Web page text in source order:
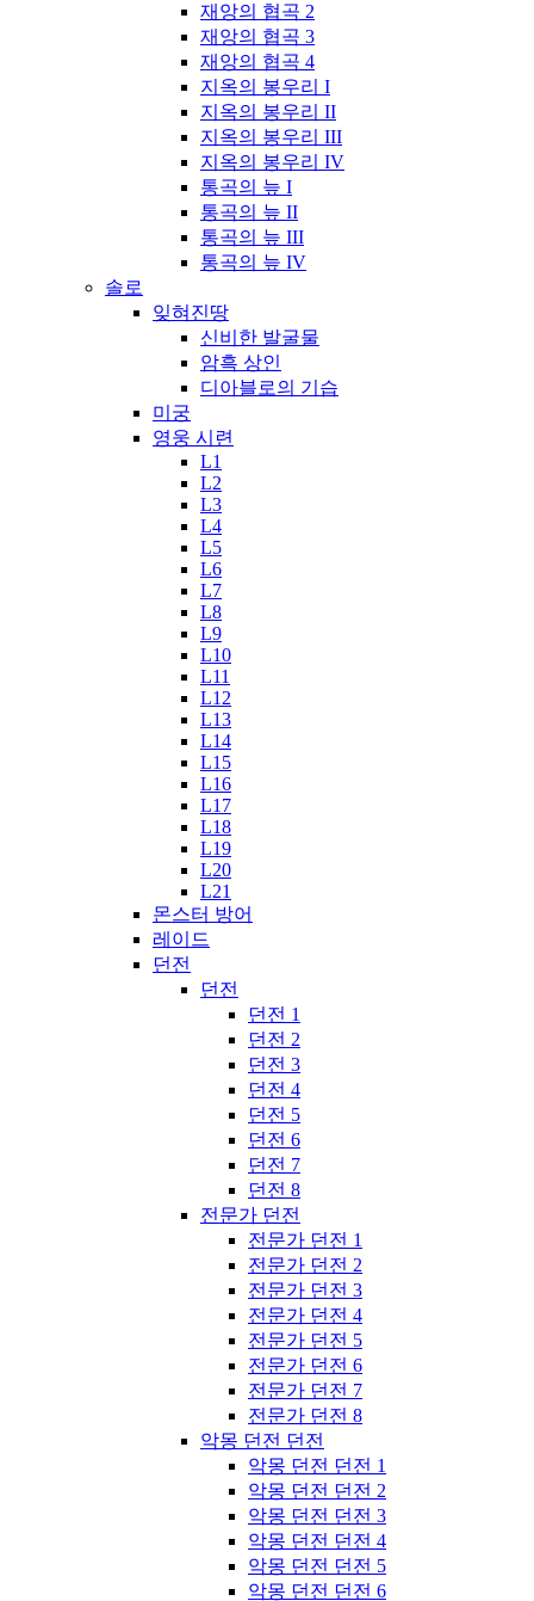
재앙의 협곡 2
재앙의 협곡 3
재앙의 협곡 4
지옥의 봉우리 I
지옥의 봉우리 II
지옥의 봉우리 III
지옥의 봉우리 IV
통곡의 늪 I
통곡의 늪 II
통곡의 늪 III
통곡의 늪 IV
솔로
잊혀진땅
신비한 발굴물
암흑 상인
디아블로의 기습
미궁
영웅 시련
L1
L2
L3
L4
L5
L6
L7
L8
L9
L10
L11
L12
L13
L14
L15
L16
L17
L18
L19
L20
L21
몬스터 방어
레이드
던전
던전
던전 1
던전 2
던전 3
던전 4
던전 5
던전 6
던전 7
던전 8
전문가 던전
전문가 던전 1
전문가 던전 2
전문가 던전 3
전문가 던전 4
전문가 던전 5
전문가 던전 6
전문가 던전 7
전문가 던전 8
악몽 던전 던전
악몽 던전 던전 1
악몽 던전 던전 2
악몽 던전 던전 3
악몽 던전 던전 4
악몽 던전 던전 5
악몽 던전 던전 6